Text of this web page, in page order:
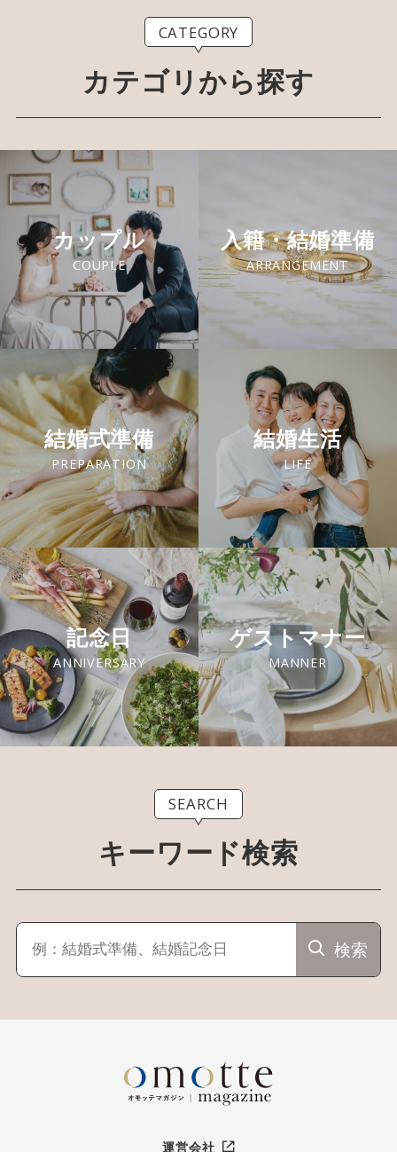
CATEGORY
カテゴリから探す
カップル
COUPLE
入籍・結婚準備
ARRANGEMENT
結婚式準備
PREPARATION
結婚生活
LIFE
記念日
ANNIVERSARY
ゲストマナー
MANNER
SEARCH
キーワード検索
検索
運営会社